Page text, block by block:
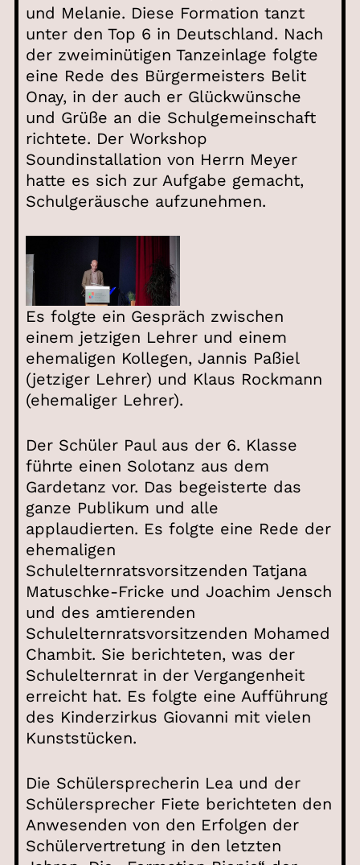
und Melanie. Diese Formation tanzt
unter den Top 6 in Deutschland. Nach
der zweiminütigen Tanzeinlage folgte
eine Rede des Bürgermeisters Belit
Onay, in der auch er Glückwünsche
und Grüße an die Schulgemeinschaft
richtete. Der Workshop
Soundinstallation von Herrn Meyer
hatte es sich zur Aufgabe gemacht,
Schulgeräusche aufzunehmen.
Es folgte ein Gespräch zwischen
einem jetzigen Lehrer und einem
ehemaligen Kollegen, Jannis Paßiel
(jetziger Lehrer) und Klaus Rockmann
(ehemaliger Lehrer).
Der Schüler Paul aus der 6. Klasse
führte einen Solotanz aus dem
Gardetanz vor. Das begeisterte das
ganze Publikum und alle
applaudierten. Es folgte eine Rede der
ehemaligen
Schulelternratsvorsitzenden Tatjana
Matuschke-Fricke und Joachim Jensch
und des amtierenden
Schulelternratsvorsitzenden Mohamed
Chambit. Sie berichteten, was der
Schulelternrat in der Vergangenheit
erreicht hat. Es folgte eine Aufführung
des Kinderzirkus Giovanni mit vielen
Kunststücken.
Die Schülersprecherin Lea und der
Schülersprecher Fiete berichteten den
Anwesenden von den Erfolgen der
Schülervertretung in den letzten